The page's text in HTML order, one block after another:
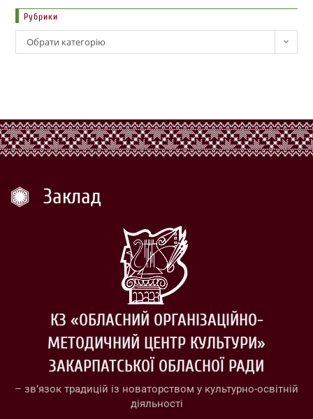
Рубрики
Обрати категорію
Заклад
КЗ «ОБЛАСНИЙ ОРГАНІЗАЦІЙНО-
МЕТОДИЧНИЙ ЦЕНТР КУЛЬТУРИ»
ЗАКАРПАТСЬКОЇ ОБЛАСНОЇ РАДИ
– зв’язок традицій із новаторством у культурно-освітній
діяльності